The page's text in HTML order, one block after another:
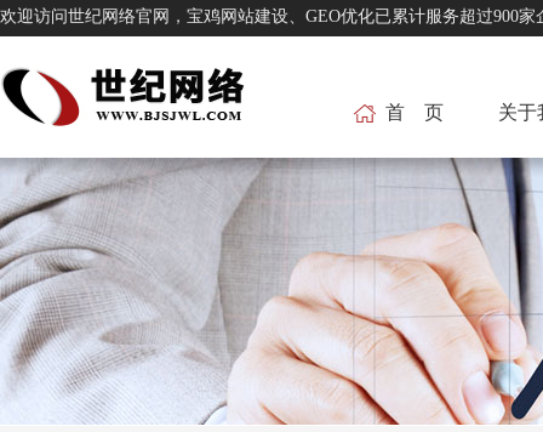
欢迎访问世纪网络官网，宝鸡网站建设、GEO优化已累计服务超
首 页 关于